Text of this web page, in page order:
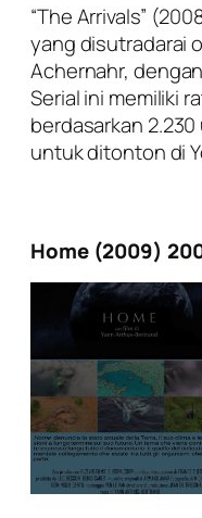
“The Arrivals”
yang disutradarai
Achernahr,
Serial ini memiliki
berdasarkan
untuk ditonton di
Home (2009)